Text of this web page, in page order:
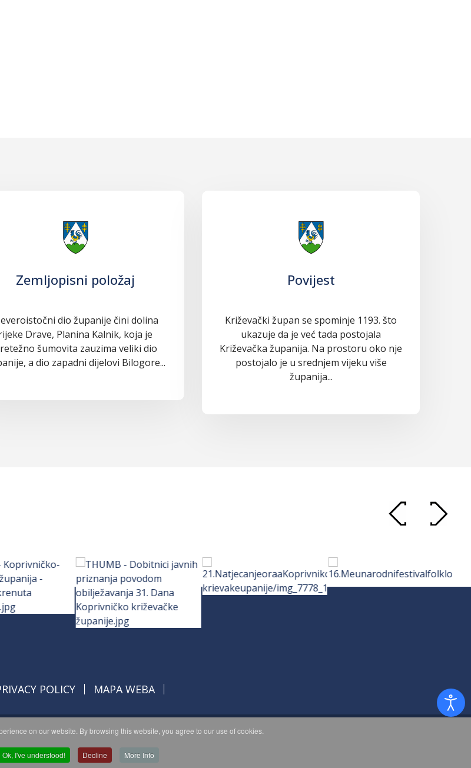
Zemljopisni položaj
dio županije čini dolina
Drave, Planina Kalnik, koja je
šumovita zauzima veliki dio
a dio zapadni dijelovi Bilogore...
Povijest
Križevački župan se spominje 1193. što
ukazuje da je već tada postojala
Križevačka županija. Na prostoru oko nje
postojalo je u srednjem vijeku više
županija...
POLICY MAPA WEBA
Koprivničko - križevačka županija. All Rights Reserved.
Your Company. Designed By
JoomShaper
on our website. By browsing this website, you agree to our use of cookies.
Ok, I've understood! Decline More Info